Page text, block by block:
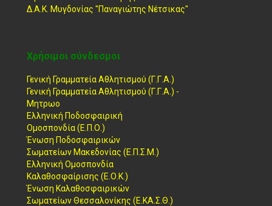
Δ.Α.Κ. Μυγδονίας "Παναγιώτης Νέτσικας"
Χρήσιμοι σύνδεσμοι
Γενική Γραμματεία Αθλητισμού (Γ.Γ.Α.)
Γενική Γραμματεία Αθλητισμού (Γ.Γ.Α.) -
Μητρωο
Ελληνική Ποδοσφαιρική
Ομοσπονδία (Ε.Π.Ο.)
Ένωση Ποδοσφαιρικών
Σωματείων Μακεδονίας (Ε.Π.Σ.Μ.)
Ελληνική Ομοσπονδία
Καλαθοσφαίρισης (Ε.Ο.Κ.)
Ένωση Καλαθοσφαιρικών
Σωματείων Θεσσαλονίκης (Ε.ΚΑ.Σ.Θ.)